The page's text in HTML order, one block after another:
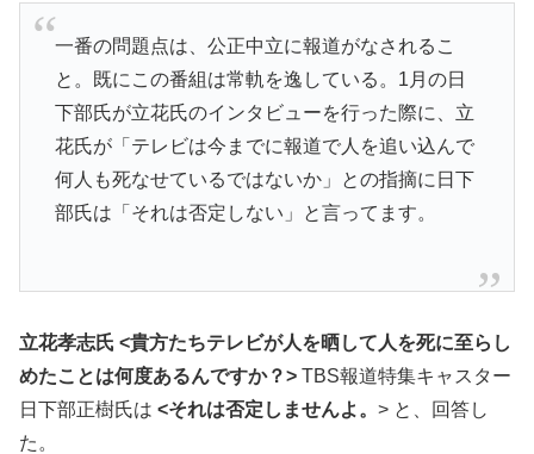
一番の問題点は、公正中立に報道がなされるこ
と。既にこの番組は常軌を逸している。1月の日
下部氏が立花氏のインタビューを行った際に、立
花氏が「テレビは今までに報道で人を追い込んで
何人も死なせているではないか」との指摘に日下
部氏は「それは否定しない」と言ってます。
立花孝志氏 <貴方たちテレビが人を晒して人を死に至らし
めたことは何度あるんですか？> TBS報道特集キャスター
日下部正樹氏は <それは否定しませんよ。 > と、回答し
た。